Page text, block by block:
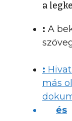
a
: A
:
más
és